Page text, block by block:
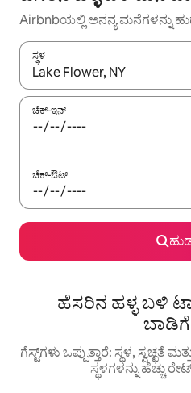
Airbnbಯಲ್ಲಿ ಅನನ್ಯ ಮನೆಗಳನ್ನು
ಸ್ಥಳ
ಫಲಿತಾಂಶಗಳು ಲಭ್ಯವಿರುವಾಗ, ಅಪ್
ಚೆಕ್-ಇನ್
ಚೆಕ್-ಔಟ್
ಹೆಸರಿನ ಹಳ್ಳ ಬಳಿ
ಗೆಸ್ಟ್‌ಗಳು ಒಪ್ಪುತ್ತಾರೆ: ಸ್ಥಳ, ಸ್ವಚ್ಛತೆ
ಸ್ಥಳಗಳನ್ನು ಹೆಚ್ಚು